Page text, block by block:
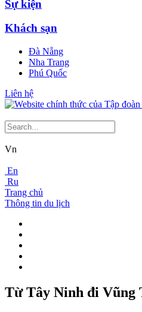
Sự kiện
Khách sạn
Đà Nẵng
Nha Trang
Phú Quốc
Liên hệ
Vn
En
Ru
Trang chủ
Thông tin du lịch
Từ Tây Ninh đi Vũng